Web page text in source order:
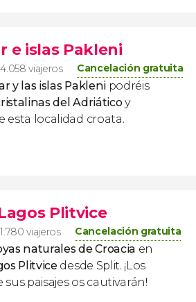
e islas Pakleni
4.058 viajeros Cancelación gratuita
y las islas Pakleni podréis
del Adriáticoy
esta localidad croata.
Plitvice
1.780 viajeros Cancelación gratuita
naturales de Croacia en
Plitvice desde Split. ¡Los
paisajes os cautivarán!